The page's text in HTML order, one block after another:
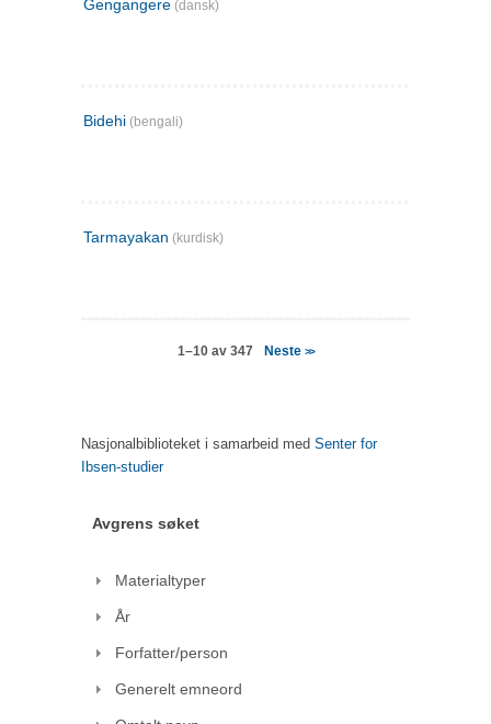
Gengangere (dansk)
Bidehi (bengali)
Tarmayakan (kurdisk)
1–10 av 347 Neste >>
Nasjonalbiblioteket i samarbeid med Senter for
Ibsen-studier
Avgrens søket
Materialtyper
År
Forfatter/person
Generelt emneord